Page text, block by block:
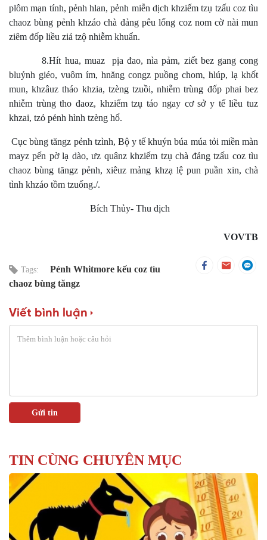
plôm mạn tính, pẻnh hlan, pẻnh miễn dịch khziếm tzụ tzấu coz tìu
chaoz bùng pẻnh khzáo chà đảng pêu lống coz nom cờ nài mun
ziêm đốp liều ziả tzộ nhiễm khuẩn.
8.Hít hua, muaz pịa đao, nìa pảm, ziết bez gang cong
bluỷnh giéo, vuôm ím, hnăng congz puồng chom, hlúp, lạ khốt
mun, khzâuz tháo khzia, tzèng tzuồi, nhiễm trùng đốp phai bez
nhiễm trùng tho đaoz, khziếm tzụ táo ngay cơ sở y tế liều tuz
khzai, tzỏ pẻnh hình tzèng hổ.
Cục bùng tăngz pẻnh tzình, Bộ y tế khuýn búa múa tỏi miền màn
mayz pến pờ lạ dào, ưz quânz khziếm tzụ chà đảng tzấu coz tìu
chaoz bùng tăngz pẻnh, xiêuz mảng khzạ lệ pun puần xin, chà
tình khzáo tồm tzuống./.
Bích Thủy- Thu dịch
VOVTB
Tags:
Pẻnh Whitmore kếu coz tìu
chaoz bùng tăngz
Viết bình luận
TIN CÙNG CHUYÊN MỤC